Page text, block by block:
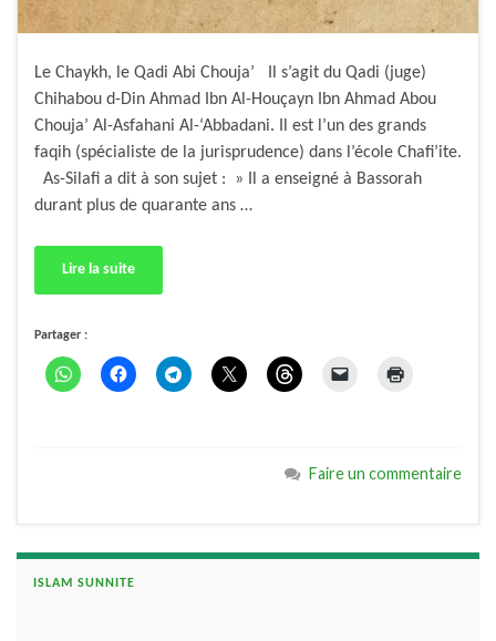
Le Chaykh, le Qadi Abi Chouja’ Il s’agit du Qadi (juge)
Chihabou d-Din Ahmad Ibn Al-Houçayn Ibn Ahmad Abou
Chouja’ Al-Asfahani Al-‘Abbadani. Il est l’un des grands
faqih (spécialiste de la jurisprudence) dans l’école Chafi’ite.
As-Silafi a dit à son sujet : » Il a enseigné à Bassorah
durant plus de quarante ans …
Lire la suite
Partager :
Faire un commentaire
ISLAM SUNNITE